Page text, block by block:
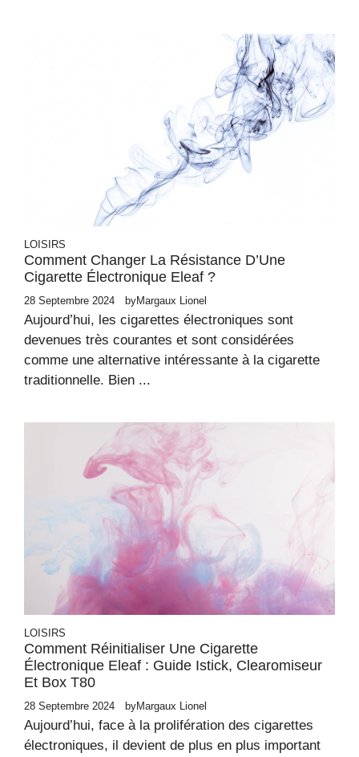
LOISIRS
Comment Changer La Résistance D’Une
Cigarette Électronique Eleaf ?
28 Septembre 2024 byMargaux Lionel
Aujourd’hui, les cigarettes électroniques sont
devenues très courantes et sont considérées
comme une alternative intéressante à la cigarette
traditionnelle. Bien ...
LOISIRS
Comment Réinitialiser Une Cigarette
Électronique Eleaf : Guide Istick, Clearomiseur
Et Box T80
28 Septembre 2024 byMargaux Lionel
Aujourd’hui, face à la prolifération des cigarettes
électroniques, il devient de plus en plus important